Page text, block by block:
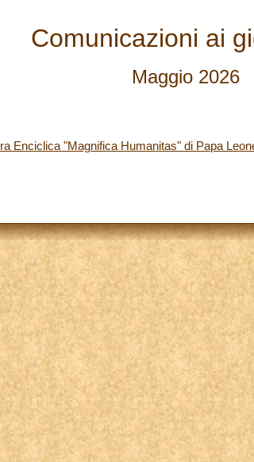
Comunicazioni ai
Maggio 2026
Enciclica "Magnifica Humanitas" di Papa